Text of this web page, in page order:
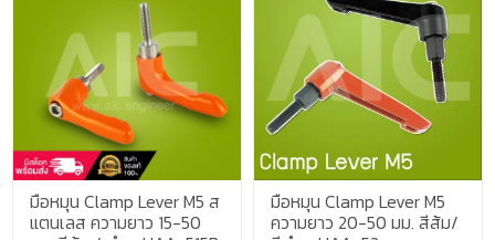
มือหมุน Clamp Lever M5 ส
แตนเลส ความยาว 15-50
มือหมุน Clamp Lever M5
ความยาว 20-50 มม. สีส้ม/